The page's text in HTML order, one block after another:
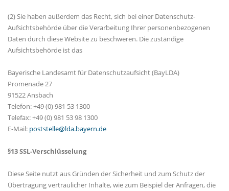
(2) Sie haben außerdem das Recht, sich bei einer Datenschutz-
Aufsichtsbehörde über die Verarbeitung Ihrer personenbezogenen
Daten durch diese Website zu beschweren. Die zuständige
Aufsichtsbehörde ist das
Bayerische Landesamt für Datenschutzaufsicht (BayLDA)
Promenade 27
91522 Ansbach
Telefon: +49 (0) 981 53 1300
Telefax: +49 (0) 981 53 98 1300
E-Mail: poststelle@lda.bayern.de
§13 SSL-Verschlüsselung
Diese Seite nutzt aus Gründen der Sicherheit und zum Schutz der
Übertragung vertraulicher Inhalte, wie zum Beispiel der Anfragen, die